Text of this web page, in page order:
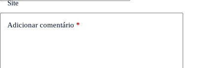
Site
Adicionar comentário *